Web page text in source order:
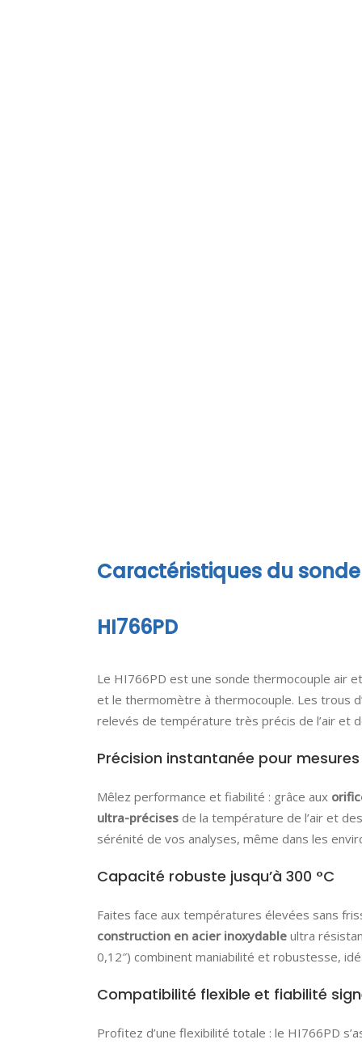
Caractéristiques du
HI766PD
Le HI766PD est une sonde thermocouple air
et le thermomètre à thermocouple. Les trous
relevés de température très précis de l’air et
Précision instantanée pour
Mêlez performance et fiabilité : grâce aux
ultra-précises de la température de l’air et
sérénité de vos analyses, même dans les
Capacité robuste jusqu’à 300 °C
Faites face aux températures élevées sans
construction en acier inoxydable ultra
0,12″) combinent maniabilité et robustesse,
Compatibilité flexible et fiabilité
Profitez d’une flexibilité totale : le HI766PD